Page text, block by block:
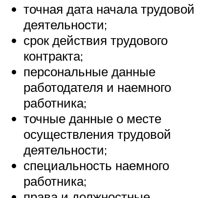
точная дата начала трудовой
деятельности;
срок действия трудового
контракта;
персональные данные
работодателя и наемного
работника;
точные данные о месте
осуществления трудовой
деятельности;
специальность наемного
работника;